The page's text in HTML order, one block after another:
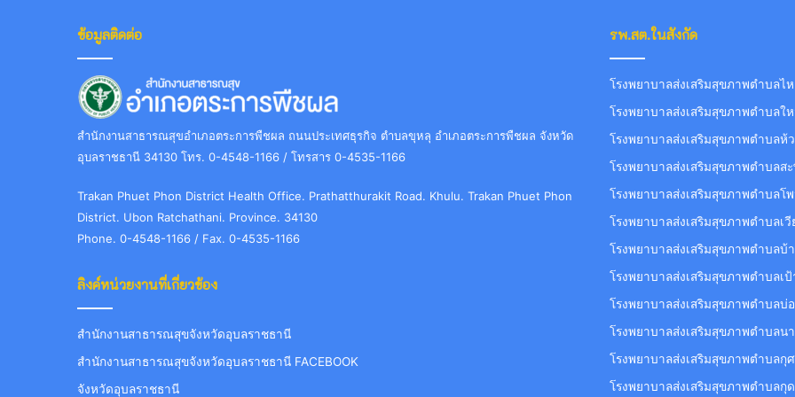
ข้อมูลติดต่อ
สำนักงานสาธารณสุขอำเภอตระการพืชผล ถนนประเทศธุรกิจ ตำบลขุหลุ อำเภอตระการพืชผล จังหวัด
อุบลราชธานี 34130 โทร. 0-4548-1166 / โทรสาร 0-4535-1166
Trakan Phuet Phon District Health Office. Prathatthurakit Road. Khulu. Trakan Phuet Phon
District. Ubon Ratchathani. Province. 34130
Phone. 0-4548-1166 / Fax. 0-4535-1166
ลิงค์หน่วยงานที่เกี่ยวข้อง
สำนักงานสาธารณสุขจังหวัดอุบลราชธานี
สำนักงานสาธารณสุขจังหวัดอุบลราชธานี FACEBOOK
จังหวัดอุบลราชธานี
รพ.สต.ในสังกัด
โรงพยาบาลส่งเสริมสุขภาพตำบลไ
โรงพยาบาลส่งเสริมสุขภาพตำบลใ
โรงพยาบาลส่งเสริมสุขภาพตำบลห้
โรงพยาบาลส่งเสริมสุขภาพตำบลส
โรงพยาบาลส่งเสริมสุขภาพตำบลโ
โรงพยาบาลส่งเสริมสุขภาพตำบลเวี
โรงพยาบาลส่งเสริมสุขภาพตำบลบ้
โรงพยาบาลส่งเสริมสุขภาพตำบลเป้
โรงพยาบาลส่งเสริมสุขภาพตำบลบ่
โรงพยาบาลส่งเสริมสุขภาพตำบลน
โรงพยาบาลส่งเสริมสุขภาพตำบลกุ
โรงพยาบาลส่งเสริมสุขภาพตำบลกุ